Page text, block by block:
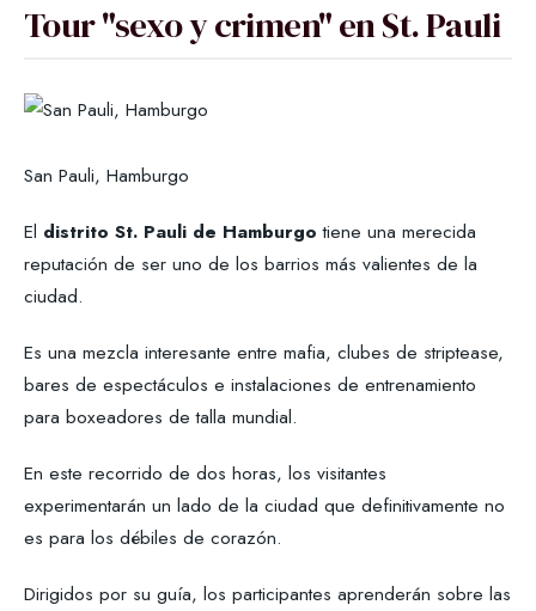
Tour "sexo y crimen" en St. Pauli
San Pauli, Hamburgo
El distrito St. Pauli de Hamburgo tiene una merecida
reputación de ser uno de los barrios más valientes de la
ciudad.
Es una mezcla interesante entre mafia, clubes de striptease,
bares de espectáculos e instalaciones de entrenamiento
para boxeadores de talla mundial.
En este recorrido de dos horas, los visitantes
experimentarán un lado de la ciudad que definitivamente no
es para los débiles de corazón.
Dirigidos por su guía, los participantes aprenderán sobre las